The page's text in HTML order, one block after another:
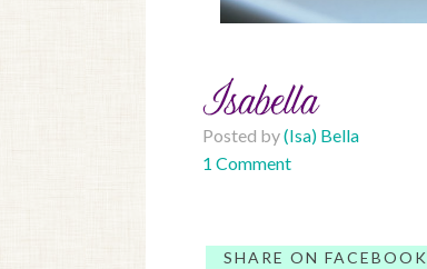
Posted by(Isa) Bella
1 Comment
SHARE ON FACEBOOK